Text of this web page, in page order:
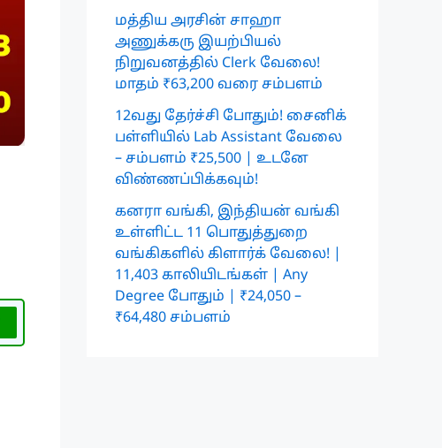
மத்திய அரசின் சாஹா
அணுக்கரு இயற்பியல்
நிறுவனத்தில் Clerk வேலை!
மாதம் ₹63,200 வரை சம்பளம்
12வது தேர்ச்சி போதும்! சைனிக்
பள்ளியில் Lab Assistant வேலை
– சம்பளம் ₹25,500 | உடனே
விண்ணப்பிக்கவும்!
கனரா வங்கி, இந்தியன் வங்கி
உள்ளிட்ட 11 பொதுத்துறை
வங்கிகளில் கிளார்க் வேலை! |
11,403 காலியிடங்கள் | Any
Degree போதும் | ₹24,050 –
₹64,480 சம்பளம்